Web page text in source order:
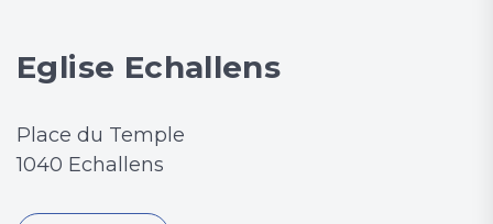
Eglise Echallens
Place du Temple
1040 Echallens